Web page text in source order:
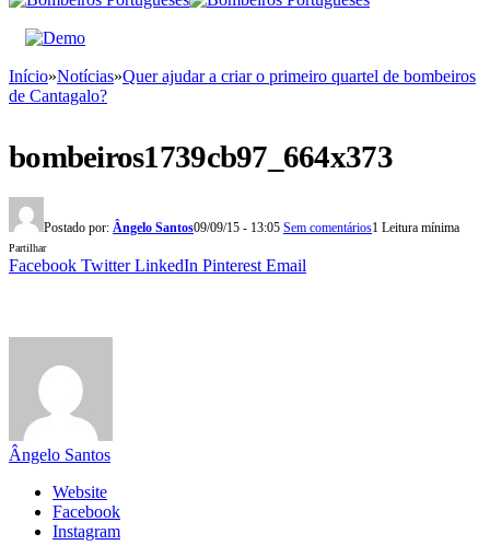
Início»Notícias»Quer ajudar a criar o primeiro quartel de bombeiros
de Cantagalo?
bombeiros1739cb97_664x373
Postado por: Ângelo Santos09/09/15 - 13:05 Sem comentários1 Leitura mínima
Partilhar
Facebook Twitter LinkedIn Pinterest Email
Ângelo Santos
Website
Facebook
Instagram